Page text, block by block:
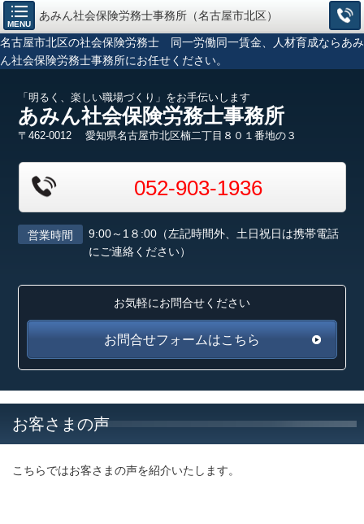
MENU
あみん社会保険労務士事務所（名古屋市北区）
名古屋市北区の社会保険労務士 同一労働同一賃金、人材育成ならあみ
ん社会保険労務士事務所にお任せください。
「明るく、楽しい職場づくり」をお手伝いします
あみん社会保険労務士事務所
〒462-0012 愛知県名古屋市北区楠二丁目８０１番地の３
052-903-1936
営業時間
9:00～1８:00（左記時間外、土日祝日は携帯電話
にご連絡ください）
お気軽にお問合せください
お問合せフォームはこちら
お客さまの声
こちらではお客さまの声を紹介いたします。